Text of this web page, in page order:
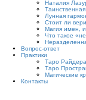
Наталия
Лунная
Стоит ли
Магия имен,
Что такое
Вопрос-ответ
Практики
Таро
Таро
Магические
Контакты